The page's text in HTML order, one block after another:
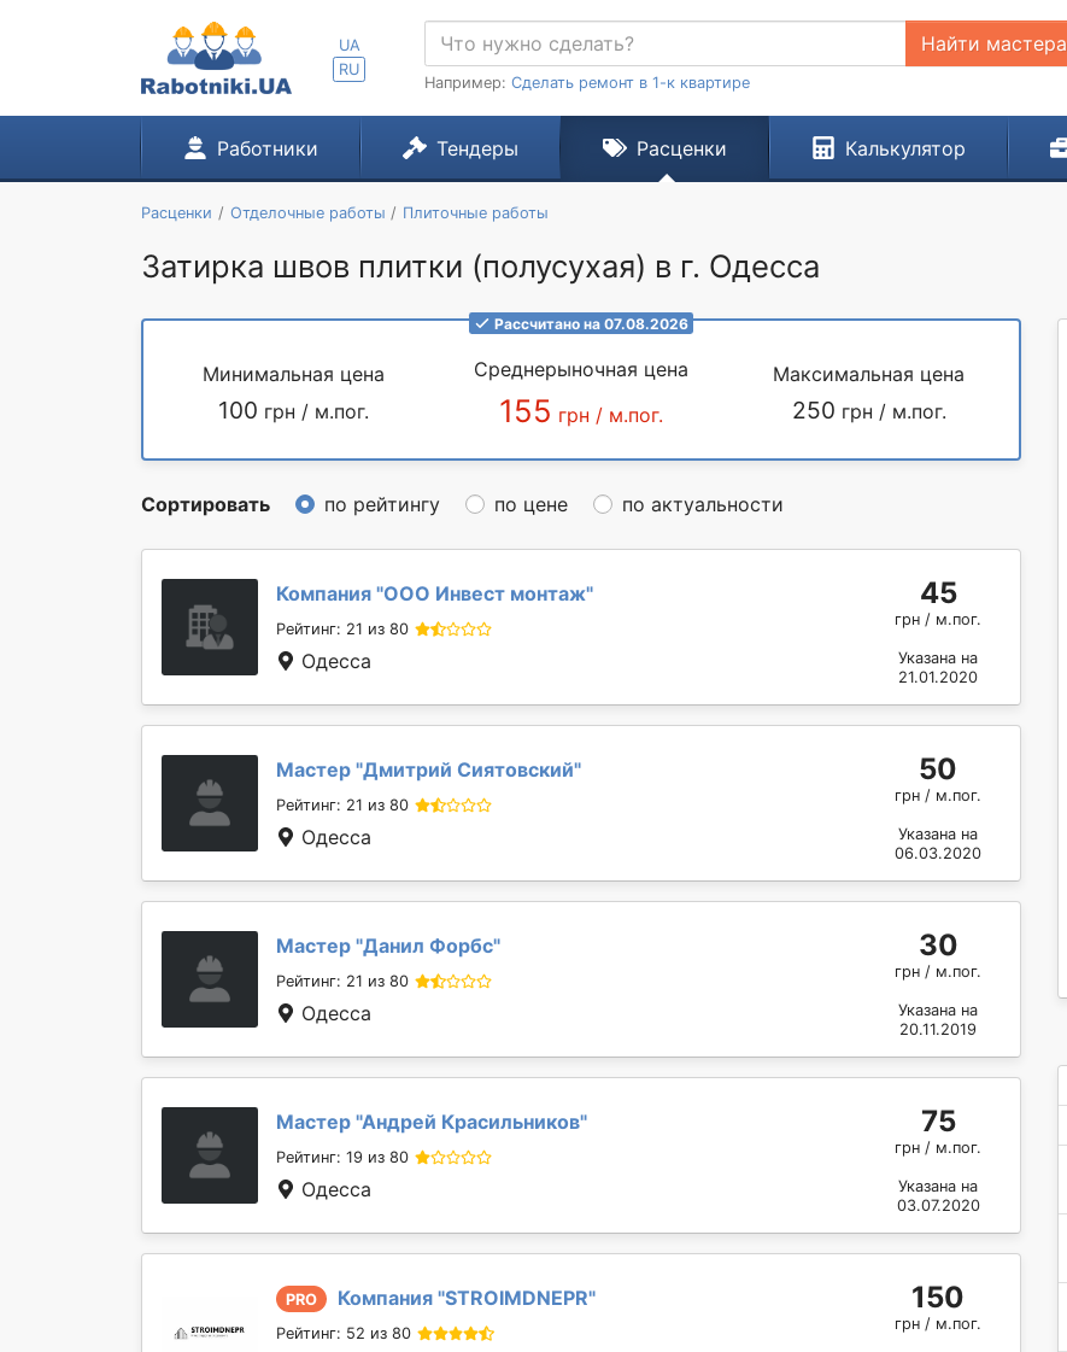
UA
RU
Найти мастера
Например: Сделать ремонт в 1-к квартире
Работники Тендеры Расценки Калькулятор
Расценки Отделочные работы Плиточные работы
Затирка швов плитки (полусухая) в г. Одесса
Рассчитано на 07.08.2026
Минимальная цена
100 грн / м.пог.
Среднерыночная цена
155 грн / м.пог.
Максимальная цена
250 грн / м.пог.
Сортировать по рейтингу по цене по актуальности
Компания "ООО Инвест монтаж"
Рейтинг: 21 из 80
Одесса
45
грн / м.пог.
Указана на
21.01.2020
Мастер "Дмитрий Сиятовский"
Рейтинг: 21 из 80
Одесса
50
грн / м.пог.
Указана на
06.03.2020
Мастер "Данил Форбс"
Рейтинг: 21 из 80
Одесса
30
грн / м.пог.
Указана на
20.11.2019
Мастер "Андрей Красильников"
Рейтинг: 19 из 80
Одесса
75
грн / м.пог.
Указана на
03.07.2020
PRO Компания "STROIMDNEPR"
Рейтинг: 52 из 80
150
грн / м.пог.